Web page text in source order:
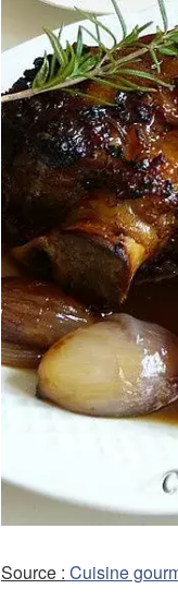
Source : Cuisine